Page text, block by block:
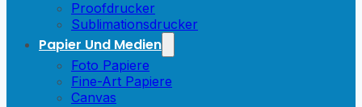
Proofdrucker
Sublimationsdrucker
Papier Und Medien
Foto Papiere
Fine-Art Papiere
Canvas